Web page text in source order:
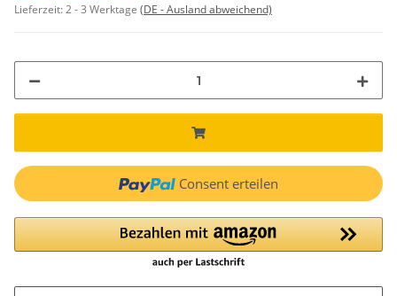
Lieferzeit:2 - 3 Werktage (DE - Ausland abweichend)
Consent erteilen